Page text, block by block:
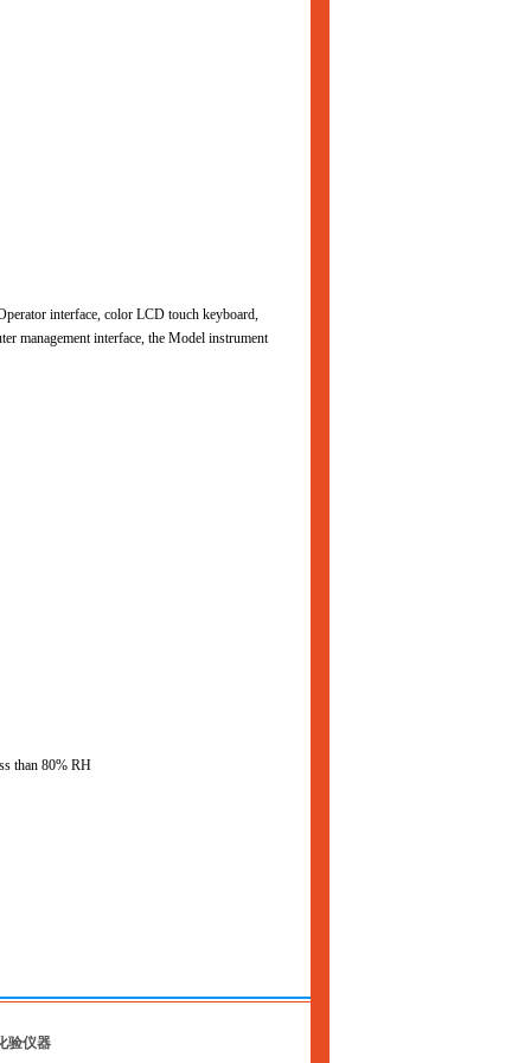
interface, color LCD touch keyboard,
management interface, the Model instrument
than 80% RH
验仪器